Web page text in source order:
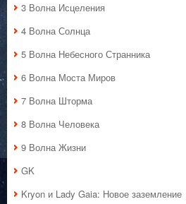
3 Волна Исцеления
4 Волна Солнца
5 Волна Небесного Странника
6 Волна Моста Миров
7 Волна Шторма
8 Волна Человека
9 Волна Жизни
GK
Kryon и Lady Gaia: Новое заземление